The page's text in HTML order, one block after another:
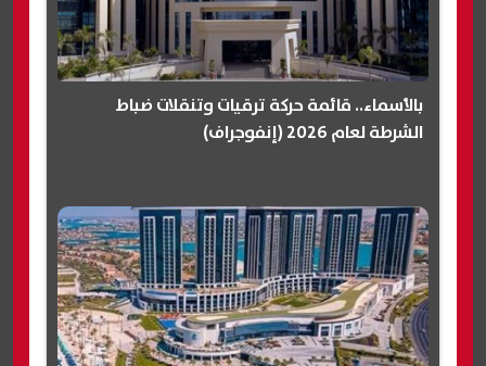
بالأسماء.. قائمة حركة ترقيات وتنقلات ضباط
الشرطة لعام 2026 (إنفوجراف)